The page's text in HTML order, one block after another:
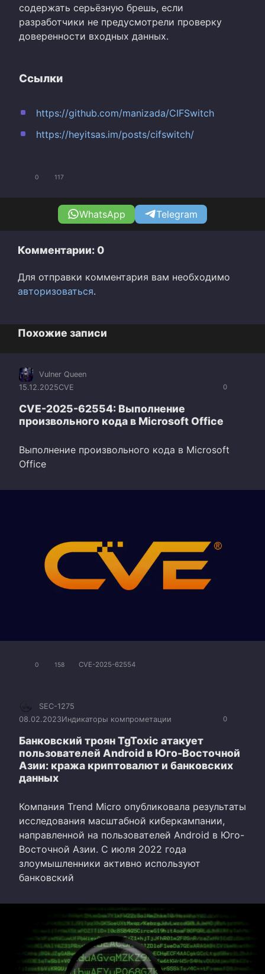
содержать серьёзную брешь, если
разработчики не предусмотрели проверку
доверенности входных данных.
Ссылки
https://github.com/manizada/CIFSwitch
https://heyitsas.im/posts/cifswitch/
0 117
WhatsApp Telegram
Комментарии: 0
Для отправки комментария вам необходимо
авторизоваться.
Похожие записи
0
Vulner Queen
15.12.2025CVE
CVE-2025-62554: Выполнение
произвольного кода в Microsoft Office
Выполнение произвольного кода в Microsoft
Office
0 158 CVE-2025-62554
0
SEC-1275
08.02.2023Индикаторы компрометации
Банковский троян TgToxic атакует
пользователей Android в Юго-Восточной
Азии: кража криптовалют и банковских
данных
Компания Trend Micro опубликовала результаты
исследования масштабной киберкампании,
направленной на пользователей Android в Юго-
Восточной Азии. С июля 2022 года
злоумышленники активно используют
банковский